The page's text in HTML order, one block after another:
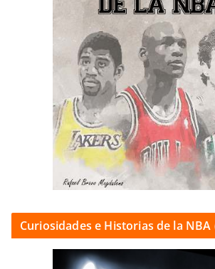
Curiosidades e Historias de la NBA